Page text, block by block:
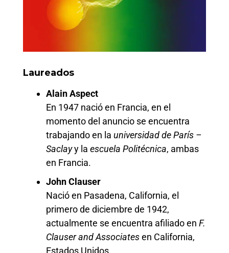
Laureados
Alain Aspect
En 1947 nació en Francia, en el
momento del anuncio se encuentra
trabajando en la universidad de París –
Saclayy la escuela Politécnica, ambas
en Francia.
John Clauser
Nació en Pasadena, California, el
primero de diciembre de 1942,
actualmente se encuentra afiliado en F.
Clauser and Associatesen California,